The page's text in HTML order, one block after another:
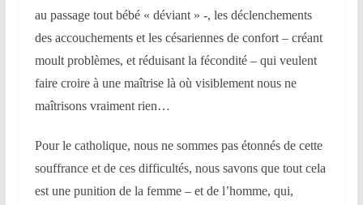
au passage tout bébé « déviant » -, les déclenchements
des accouchements et les césariennes de confort – créant
moult problèmes, et réduisant la fécondité – qui veulent
faire croire à une maîtrise là où visiblement nous ne
maîtrisons vraiment rien…
Pour le catholique, nous ne sommes pas étonnés de cette
souffrance et de ces difficultés, nous savons que tout cela
est une punition de la femme – et de l’homme, qui,